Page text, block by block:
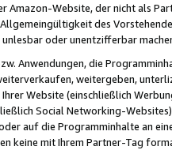
Amazon-Website, der nicht als
des
oder unentzifferbar
Anwendungen, die
weitergeben,
Website (einschließlich
Social Networking-
auf die Programminhalte an
keine mit Ihrem Partner-Tag